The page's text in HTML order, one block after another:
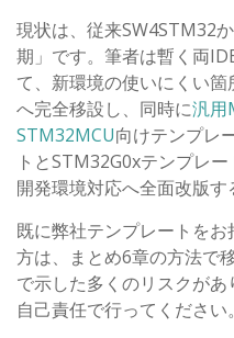
現状は、従来SW4STM32
期」です。筆者は暫く両
て、新環境の使いにくい
へ完全移設し、同時に汎用
STM32MCU向けテンプレ
トとSTM32G0xテンプレ
開発環境対応へ全面改版す
既に弊社テンプレートを
方は、まとめ6章の方法で
で示した多くのリスクがあ
自己責任で行ってください。